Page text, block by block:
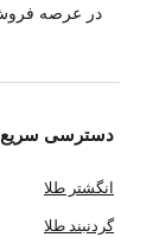
در عرصه
دسترسی سریع
انگشتر طلا
گردنبند طلا